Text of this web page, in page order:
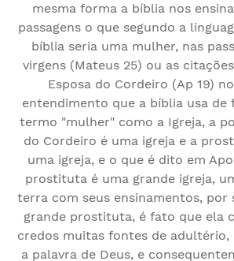
mesma forma a bíblia nos
passagens o que segundo a
bíblia seria uma mulher, nas
virgens (Mateus 25) ou as
Esposa do Cordeiro (Ap 19)
entendimento que a bíblia usa de
termo "mulher" como a Igreja, a
do Cordeiro é uma igreja e a
uma igreja, e o que é dito em
prostituta é uma grande igreja,
terra com seus ensinamentos, por
grande prostituta, é fato que ela
credos muitas fontes de
a palavra de Deus, e